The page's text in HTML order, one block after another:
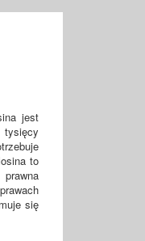
jest
to
się